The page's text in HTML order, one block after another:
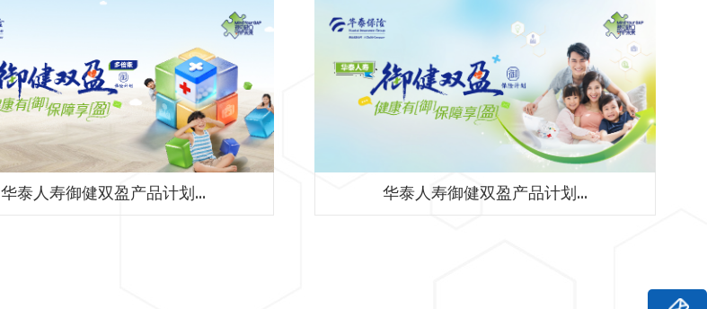
华泰人寿御健双盈产品计划... 华泰人寿御健双盈产品计划...